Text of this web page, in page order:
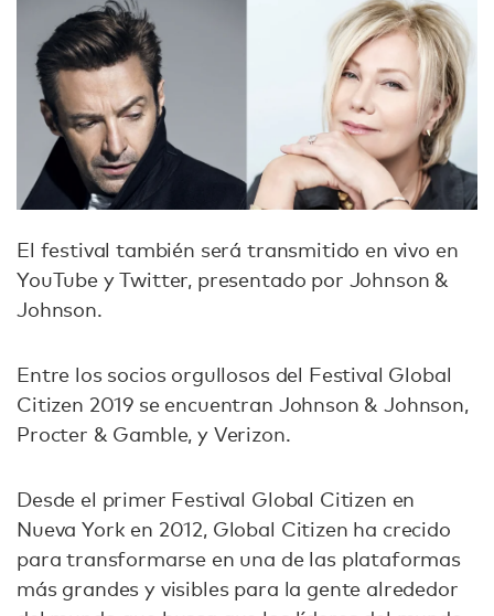
El festival también será transmitido en vivo en
YouTube y Twitter, presentado por Johnson &
Johnson.
Entre los socios orgullosos del Festival Global
Citizen 2019 se encuentran Johnson & Johnson,
Procter & Gamble, y Verizon.
Desde el primer Festival Global Citizen en
Nueva York en 2012, Global Citizen ha crecido
para transformarse en una de las plataformas
más grandes y visibles para la gente alrededor